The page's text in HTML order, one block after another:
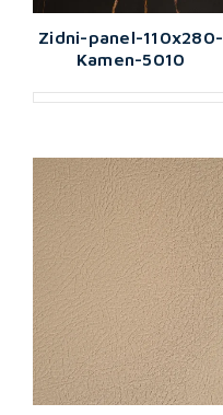
Zidni-panel-110x280-
Kamen-5010